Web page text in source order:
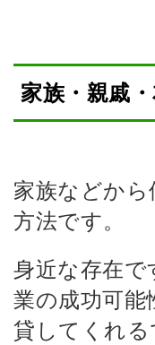
家族・親戚
家族などか
方法です。
身近な存在
業の成功可
貸してくれる